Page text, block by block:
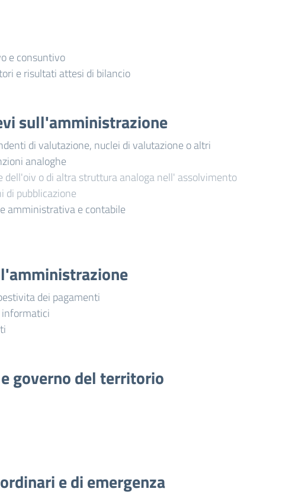
e consuntivo
e risultati attesi di bilancio
sull'amministrazione
di valutazione, nuclei di valutazione o altri
analoghe
dell'oiv o di altra struttura analoga nell' assolvimento
di pubblicazione
amministrativa e contabile
dei pagamenti
governo del territorio
e di emergenza